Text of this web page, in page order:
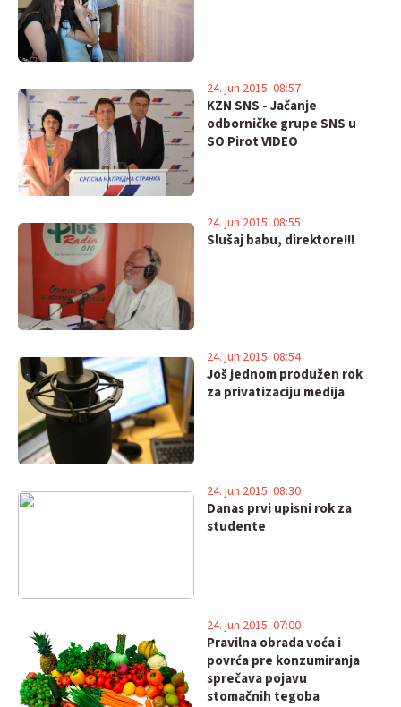
KZN SNS - Jačanje
odborničke grupe SNS u
SO Pirot VIDEO
24. jun 2015. 08:57
Slušaj babu, direktore!!!
24. jun 2015. 08:55
Još jednom produžen rok
za privatizaciju medija
24. jun 2015. 08:54
Danas prvi upisni rok za
studente
24. jun 2015. 08:30
Pravilna obrada voća i
povrća pre konzumiranja
sprečava pojavu
stomačnih tegoba
24. jun 2015. 07:00